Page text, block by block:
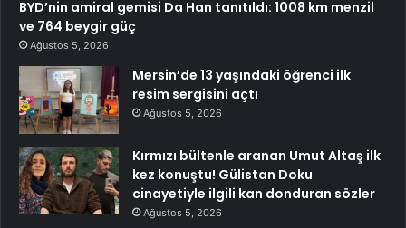
BYD’nin amiral gemisi Da Han tanıtıldı: 1008 km menzil
ve 764 beygir güç
Ağustos 5, 2026
Mersin’de 13 yaşındaki öğrenci ilk
resim sergisini açtı
Ağustos 5, 2026
Kırmızı bültenle aranan Umut Altaş ilk
kez konuştu! Gülistan Doku
cinayetiyle ilgili kan donduran sözler
Ağustos 5, 2026